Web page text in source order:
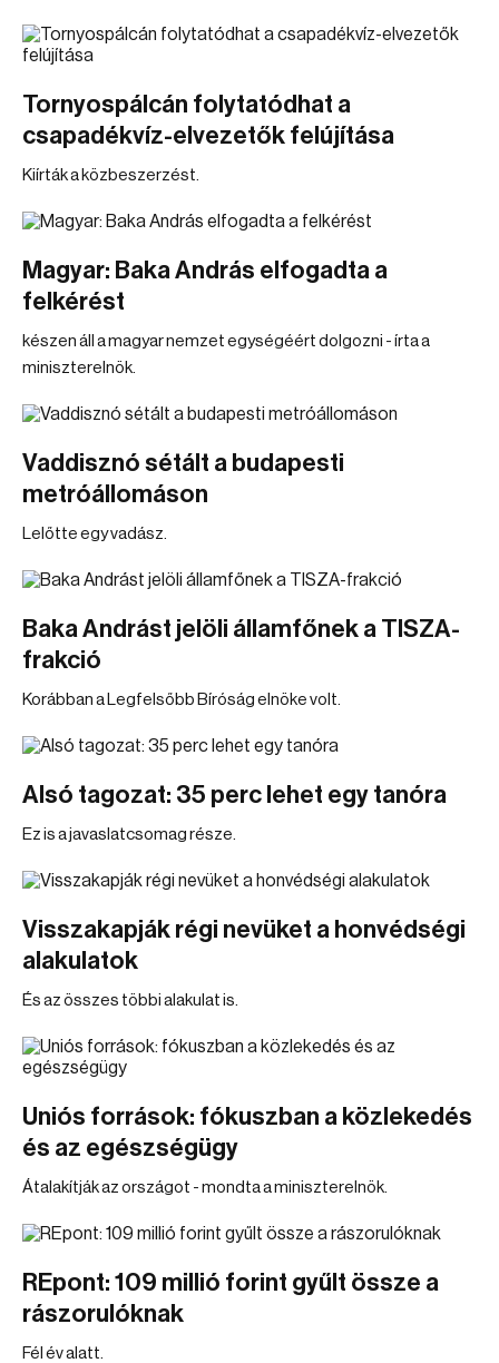
Tornyospálcán folytatódhat a
csapadékvíz-elvezetők felújítása
Kiírták a közbeszerzést.
Magyar: Baka András elfogadta a
felkérést
készen áll a magyar nemzet egységéért dolgozni - írta a
miniszterelnök.
Vaddisznó sétált a budapesti
metróállomáson
Lelőtte egy vadász.
Baka Andrást jelöli államfőnek a TISZA-
frakció
Korábban a Legfelsőbb Bíróság elnöke volt.
Alsó tagozat: 35 perc lehet egy tanóra
Ez is a javaslatcsomag része.
Visszakapják régi nevüket a honvédségi
alakulatok
És az összes többi alakulat is.
Uniós források: fókuszban a közlekedés
és az egészségügy
Átalakítják az országot - mondta a miniszterelnök.
REpont: 109 millió forint gyűlt össze a
rászorulóknak
Fél év alatt.